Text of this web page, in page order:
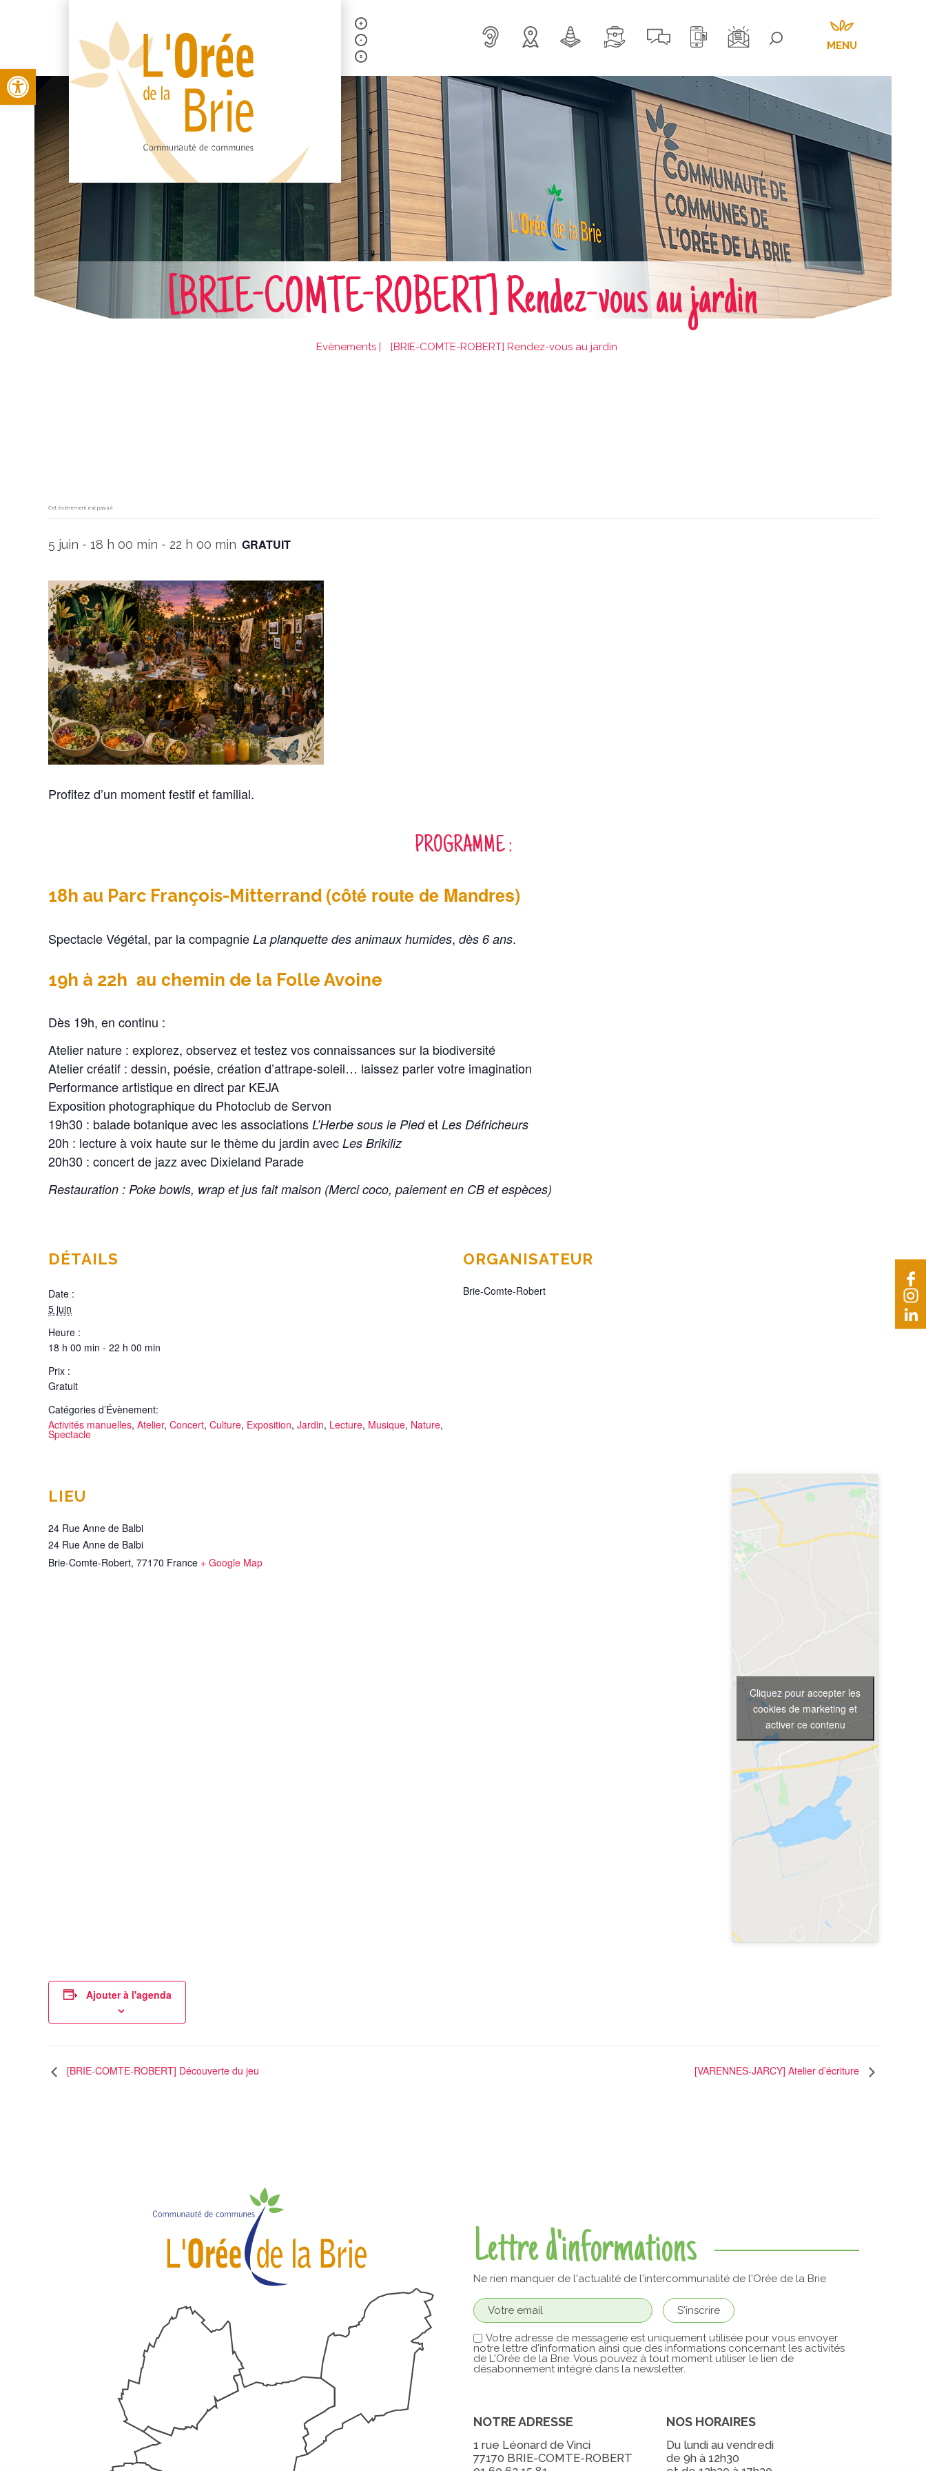
Open toolbar
MENU
[BRIE-COMTE-ROBERT] Rendez-vous au jardin
Evènements| [BRIE-COMTE-ROBERT] Rendez-vous au jardin
Cet évènement est passé
5 juin - 18 h 00 min - 22 h 00 min GRATUIT
Profitez d’un moment festif et familial.
PROGRAMME :
18h au Parc François-Mitterrand (côté route de Mandres)
Spectacle Végétal, par la compagnie La planquette des animaux humides, dès 6 ans.
19h à 22h au chemin de la Folle Avoine
Dès 19h, en continu :
Atelier nature : explorez, observez et testez vos connaissances sur la biodiversité
Atelier créatif : dessin, poésie, création d’attrape-soleil… laissez parler votre imagination
Performance artistique en direct par KEJA
Exposition photographique du Photoclub de Servon
19h30 : balade botanique avec les associations L’Herbe sous le Piedet Les Défricheurs
20h : lecture à voix haute sur le thème du jardin avec Les Brikiliz
20h30 : concert de jazz avec Dixieland Parade
Restauration : Poke bowls, wrap et jus fait maison (Merci coco, paiement en CB et espèces)
DÉTAILS
Date :
5 juin
Heure :
18 h 00 min - 22 h 00 min
Prix :
Gratuit
Catégories d’Évènement:
Activités manuelles, Atelier, Concert, Culture, Exposition, Jardin, Lecture, Musique, Nature,
Spectacle
ORGANISATEUR
Brie-Comte-Robert
LIEU
24 Rue Anne de Balbi
24 Rue Anne de Balbi
Brie-Comte-Robert, 77170 France + Google Map
Cliquez pour accepter les
cookies de marketing et
activer ce contenu
Ajouter à l'agenda
[BRIE-COMTE-ROBERT] Découverte du jeu [VARENNES-JARCY] Atelier d’écriture
Lettre d'informations
Ne rien manquer de l'actualité de l'intercommunalité de l'Orée de la Brie
Votre adresse de messagerie est uniquement utilisée pour vous envoyer
notre lettre d'information ainsi que des informations concernant les activités
de L'Orée de la Brie. Vous pouvez à tout moment utiliser le lien de
désabonnement intégré dans la newsletter.
NOTRE ADRESSE
1 rue Léonard de Vinci
77170 BRIE-COMTE-ROBERT
NOS HORAIRES
Du lundi au vendredi
de 9h à 12h30